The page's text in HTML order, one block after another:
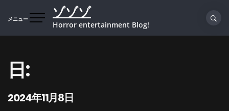
メニュー ゾゾゾ
Horror entertainment Blog!
日:
2024年11月8日